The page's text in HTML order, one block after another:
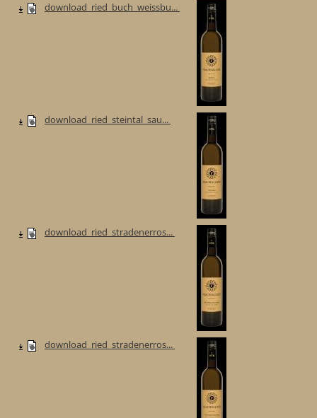
download_ried_buch_weissbu...
download_ried_steintal_sau...
download_ried_stradenerros...
download_ried_stradenerros...